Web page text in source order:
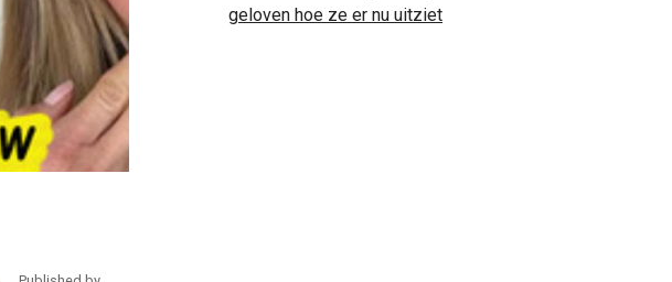
geloven hoe ze er nu uitziet